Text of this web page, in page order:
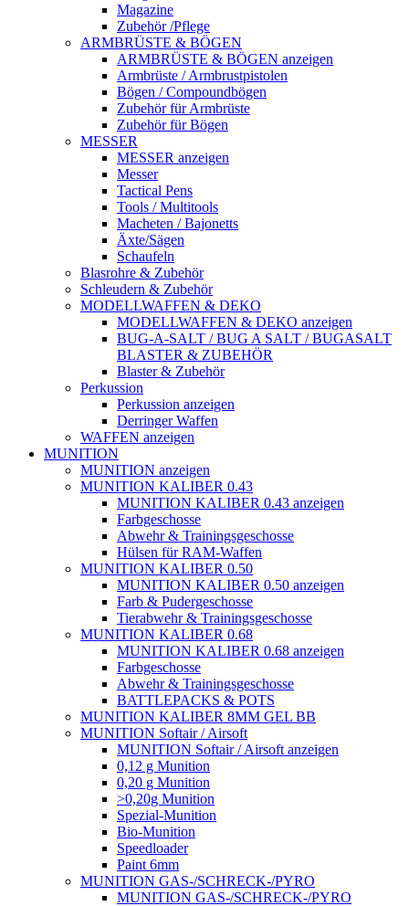
Magazine
Zubehör /Pflege
ARMBRÜSTE & BÖGEN
ARMBRÜSTE & BÖGEN anzeigen
Armbrüste / Armbrustpistolen
Bögen / Compoundbögen
Zubehör für Armbrüste
Zubehör für Bögen
MESSER
MESSER anzeigen
Messer
Tactical Pens
Tools / Multitools
Macheten / Bajonetts
Äxte/Sägen
Schaufeln
Blasrohre & Zubehör
Schleudern & Zubehör
MODELLWAFFEN & DEKO
MODELLWAFFEN & DEKO anzeigen
BUG-A-SALT / BUG A SALT / BUGASALT
BLASTER & ZUBEHÖR
Blaster & Zubehör
Perkussion
Perkussion anzeigen
Derringer Waffen
WAFFEN anzeigen
MUNITION
MUNITION anzeigen
MUNITION KALIBER 0.43
MUNITION KALIBER 0.43 anzeigen
Farbgeschosse
Abwehr & Trainingsgeschosse
Hülsen für RAM-Waffen
MUNITION KALIBER 0.50
MUNITION KALIBER 0.50 anzeigen
Farb & Pudergeschosse
Tierabwehr & Trainingsgeschosse
MUNITION KALIBER 0.68
MUNITION KALIBER 0.68 anzeigen
Farbgeschosse
Abwehr & Trainingsgeschosse
BATTLEPACKS & POTS
MUNITION KALIBER 8MM GEL BB
MUNITION Softair / Airsoft
MUNITION Softair / Airsoft anzeigen
0,12 g Munition
0,20 g Munition
>0,20g Munition
Spezial-Munition
Bio-Munition
Speedloader
Paint 6mm
MUNITION GAS-/SCHRECK-/PYRO
MUNITION GAS-/SCHRECK-/PYRO